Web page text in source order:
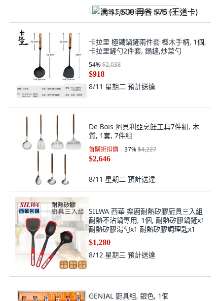
满 $1,500 再省 $75 (王道卡)
卡拉里 極鐵鍋鏟兩件套 櫸木手柄, 1個,
卡拉里鏟勺2件套, 鍋鏟,炒菜勺
54%$2,038
$918
8/11 星期二 預計送達
De Bois 阿貝利亞烹飪工具7件組, 木
質, 1套, 7件組
首購折扣價 37%$4,227
$2,646
8/11 星期二 預計送達
SILWA 西華 樂廚耐熱矽膠廚具三入組
耐熱不沾鍋專用, 1個, 耐熱矽膠鍋鏟x1
耐熱矽膠湯勺x1 耐熱矽膠調理匙x1
$1,280
8/12 星期三 預計送達
GENIAL 廚具組, 銀色, 1個